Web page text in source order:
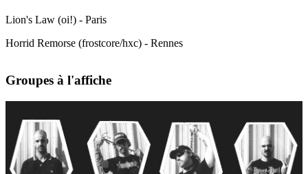
Lion's Law (oi!) - Paris
Horrid Remorse (frostcore/hxc) - Rennes
Groupes à l'affiche